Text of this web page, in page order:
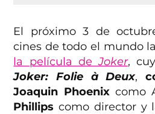
El próximo 3 de
cines de todo el mundo
la película deJoker,
Joker: Folie à Deux,
Joaquin Phoenixcomo
Phillips como director y